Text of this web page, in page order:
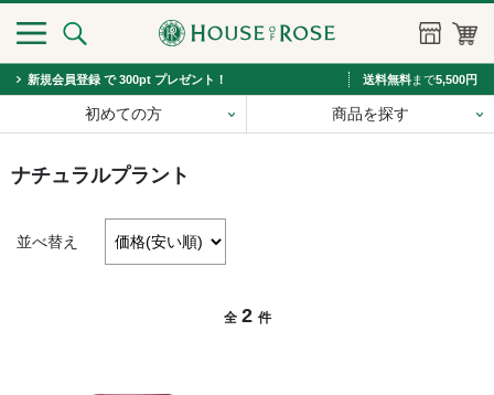
新規会員登録 で 300pt プレゼント！ 送料無料まで5,500円
初めての方 商品を探す
ナチュラルプラント
並べ替え
全 2 件